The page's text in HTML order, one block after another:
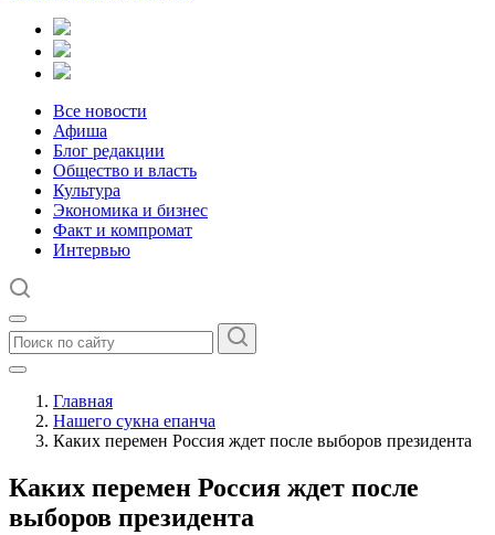
Все новости
Афиша
Блог редакции
Общество и власть
Культура
Экономика и бизнес
Факт и компромат
Интервью
Главная
Нашего сукна епанча
Каких перемен Россия ждет после выборов президента
Каких перемен Россия ждет после
выборов президента